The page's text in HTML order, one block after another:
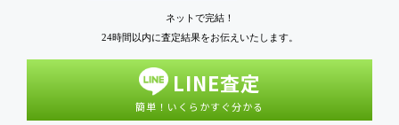
ネットで完結！
24時間以内に査定結果をお伝えいたします。
LINE査定
簡単！いくらかすぐ分かる